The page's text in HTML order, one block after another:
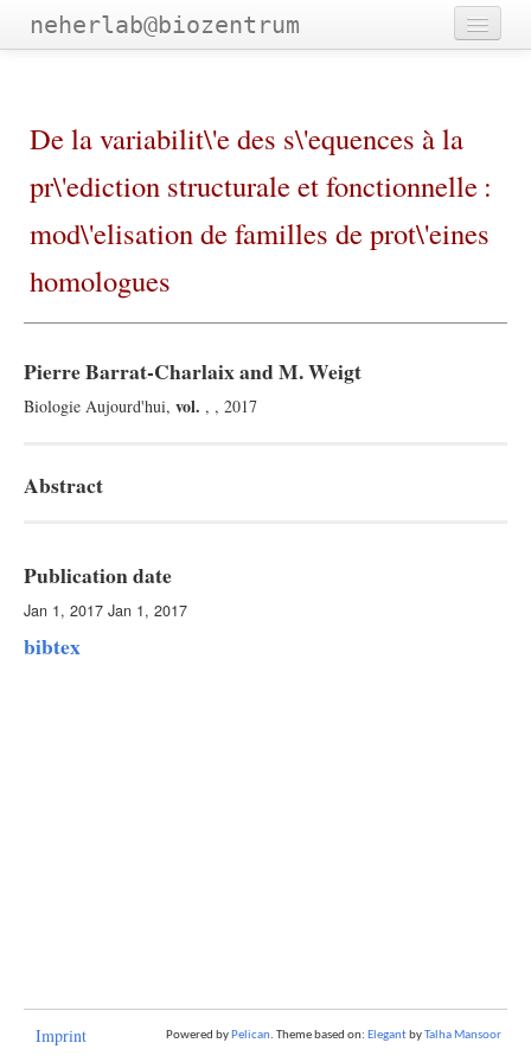
neherlab@biozentrum
De la variabilit\'e des s\'equences à la
pr\'ediction structurale et fonctionnelle :
mod\'elisation de familles de prot\'eines
homologues
Pierre Barrat-Charlaix and M. Weigt
Biologie Aujourd'hui, vol. , , 2017
Abstract
Publication date
Jan 1, 2017 Jan 1, 2017
bibtex
Imprint Powered by Pelican. Theme based on: Elegant byTalha Mansoor